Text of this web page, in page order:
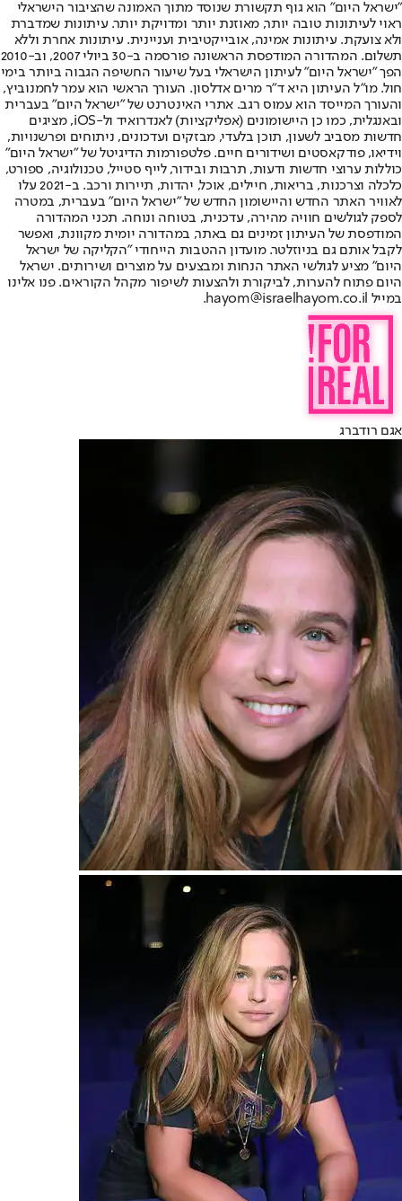
"ישראל היום" הוא גוף תקשורת שנוסד מתוך האמונה שהציבור הישראלי
ראוי לעיתונות טובה יותר, מאוזנת יותר ומדויקת יותר. עיתונות שמדברת
ולא צועקת. עיתונות אמינה, אובייקטיבית ועניינית. עיתונות אחרת וללא
תשלום. המהדורה המודפסת הראשונה פורסמה ב-30 ביולי 2007, וב-2010
הפך "ישראל היום" לעיתון הישראלי בעל שיעור החשיפה הגבוה ביותר בימי
חול. מו"ל העיתון היא ד"ר מרים אדלסון. העורך הראשי הוא עמר לחמנוביץ,
והעורך המייסד הוא עמוס רגב. אתרי האינטרנט של "ישראל היום" בעברית
ובאנגלית, כמו כן היישומונים (אפליקציות) לאנדרואיד ול-iOS, מציגים
חדשות מסביב לשעון, תוכן בלעדי, מבזקים ועדכונים, ניתוחים ופרשנויות,
וידיאו, פודקאסטים ושידורים חיים. פלטפורמות הדיגיטל של "ישראל היום"
כוללות ערוצי חדשות ודעות, תרבות ובידור, לייף סטייל, טכנולוגיה, ספורט,
כלכלה וצרכנות, בריאות, חיילים, אוכל, יהדות, תיירות ורכב. ב-2021 עלו
לאוויר האתר החדש והיישומון החדש של "ישראל היום" בעברית, במטרה
לספק לגולשים חוויה מהירה, עדכנית, בטוחה ונוחה. תכני המהדורה
המודפסת של העיתון זמינים גם באתר, במהדורה יומית מקוונת, ואפשר
לקבל אותם גם בניוזלטר. מועדון ההטבות הייחודי "הקליקה של ישראל
היום" מציע לגולשי האתר הנחות ומבצעים על מוצרים ושירותים. ישראל
היום פתוח להערות, לביקורת ולהצעות לשיפור מקהל הקוראים. פנו אלינו
במייל hayom@israelhayom.co.il.
אגם רודברג